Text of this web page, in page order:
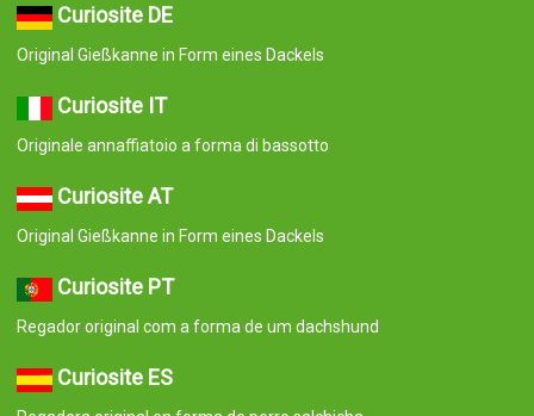
Curiosite DE
Original Gießkanne in Form eines Dackels
Curiosite IT
Originale annaffiatoio a forma di bassotto
Curiosite AT
Original Gießkanne in Form eines Dackels
Curiosite PT
Regador original com a forma de um dachshund
Curiosite ES